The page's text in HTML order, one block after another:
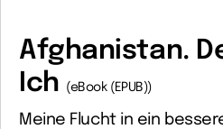
Afghanistan.
Ich
(eBook (EPUB))
Meine Flucht in ein